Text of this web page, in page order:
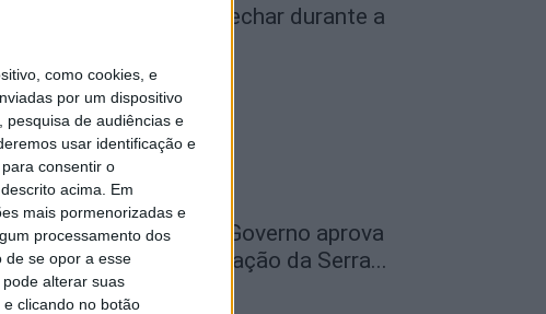
como cookies, e
por um dispositivo
pesquisa de audiências e
usar identificação e
consentir o
acima. Em
mais pormenorizadas e
processamento dos
de se opor a esse
alterar suas
clicando no botão
Viseu: IP3 volta a fechar durante a
8 de Agosto, 2026
São Pedro do Sul: Governo aprova
Centro de Interpretação da Serra...
8 de Agosto, 2026